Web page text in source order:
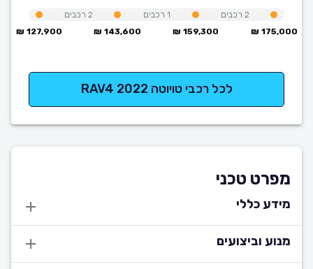
127,900 ₪
2 רכבים
143,600 ₪
1 רכבים
159,300 ₪
2 רכבים
175,000 ₪
לכל רכבי טויוטה RAV4 2022
מפרט טכני
מידע כללי
מנוע וביצועים